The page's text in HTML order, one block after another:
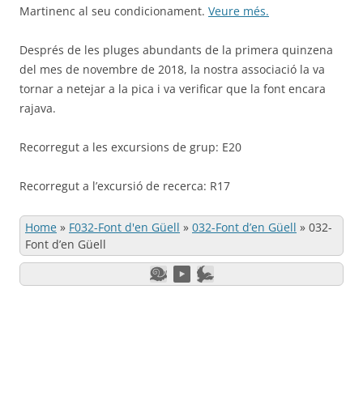
Martinenc al seu condicionament. Veure més.
Després de les pluges abundants de la primera quinzena
del mes de novembre de 2018, la nostra associació la va
tornar a netejar a la pica i va verificar que la font encara
rajava.
Recorregut a les excursions de grup: E20
Recorregut a l’excursió de recerca: R17
Home » F032-Font d'en Güell » 032-Font d’en Güell » 032-
Font d’en Güell